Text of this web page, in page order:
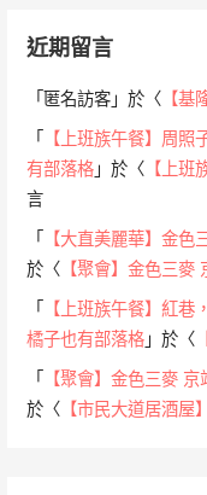
近期留言
「匿名訪客 」於〈 【
「
【上班族午餐】周
有部落格 」於〈 【上
言
「
【大直美麗華】金
於〈 【聚會】金色三麥
「
【上班族午餐】紅
橘子也有部落格 」於〈
「
【聚會】金色三麥
於〈 【市民大道居酒